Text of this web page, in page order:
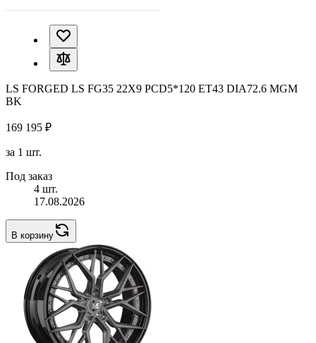
LS FORGED LS FG35 22X9 PCD5*120 ET43 DIA72.6 MGM
BK
169 195 ₽
за 1 шт.
Под заказ
4 шт.
17.08.2026
В корзину